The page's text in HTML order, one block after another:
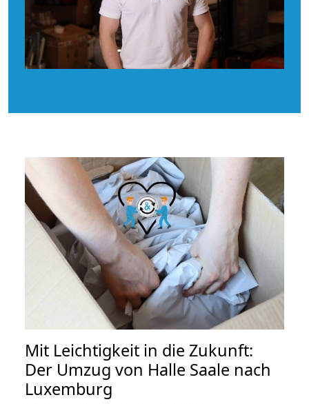
Mit Leichtigkeit in die Zukunft:
Der Umzug von Halle Saale nach
Luxemburg